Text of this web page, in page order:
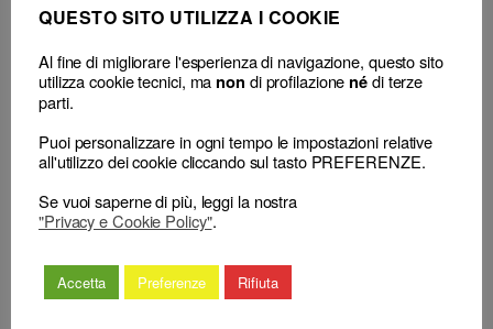
2023
SENTENZA
Illecito disciplinare a forma libera o “atipico”:
la violazione dei doveri di probità, dignità e
decoro non è esclusa dalla sanzionabilità
Consiglio Nazionale Forense (pres. Napoli Francesco,
QUESTO SITO UTILIZZA I COOKIE
Al fine di migliorare l'esperienza di navigazione, questo sito
utilizza cookie tecnici, ma non di profilazione nédi terze
parti.
Puoi personalizzare in ogni tempo le impostazioni relative
all'utilizzo dei cookie cliccando sul tasto PREFERENZE.
Se vuoi saperne di più, leggi la nostra
"Privacy e Cookie Policy".
Accetta Preferenze Rifiuta